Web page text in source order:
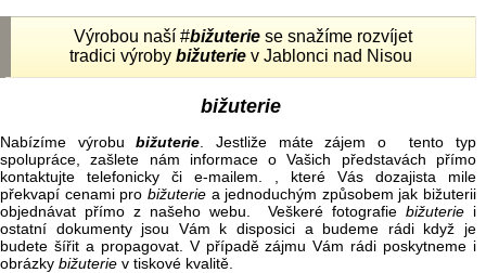
Výrobou naší #bižuterie se snažíme rozvíjet
tradici výrobybižuterie v Jablonci nad Nisou
bižuterie
Nabízíme výrobubižuterie . Jestliže máte zájem o tento typ
spolupráce, zašlete nám informace o Vašich představách přímo
kontaktujte telefonicky či e-mailem. , které Vás dozajista mile
překvapí cenami pro bižuteriea jednoduchým způsobem jak bižuterii
objednávat přímo z našeho webu. Veškeré fotografie bižuterie i
ostatní dokumenty jsou Vám k disposici a budeme rádi když je
budete šířit a propagovat. V případě zájmu Vám rádi poskytneme i
obrázky bižuterie v tiskové kvalitě.